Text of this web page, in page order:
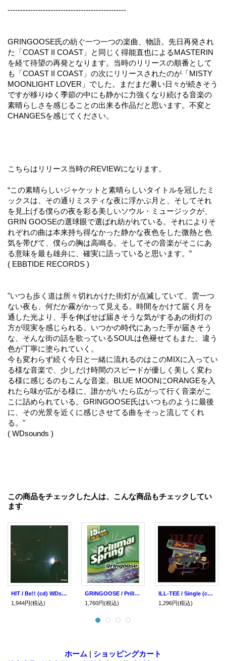
-----------------------------------------------
GRINGOOSE氏の紡ぐ一つ一つの楽曲、物語。先日再発され
た「COAST II COAST」と同じく得能直也によるMASTERIN
を経て待望の再発となります。当時のリリースの順番として
も「COAST II COAST」の次にリリースされたのが「MISTY
MOONLIGHT LOVER」でした。まだまだ暑い日々が続きそう
ですが移りゆく季節の中にも静かに力強くなり続ける音楽の
素晴らしさを感じることの出来る作品だと思います。不変と
CHANGESを感じてください。
こちらはリリース当時のREVIEWになります。
“この素晴らしいジャケットと素晴らしいタイトルを冠したミ
ックスは、その通りミスティな夜に浮かぶ月と、そしてそれ
を見上げる僕らの夜を彩る美しいソウル・ミュージックが、
GRIN GOOSEの選球眼で選ばれ紡がれている。それによりそ
れぞれの曲は本来持ち得なかった静かな夜色をした微熱と色
気を帯びて、僕らの胸は高鳴る。そしてその音楽がそこにあ
る意味を最も雄弁に、確実に語っていると思います。”
( EBBTIDE RECORDS )
"いつも歩く道は所々切れかけた街灯が点滅していて、雲一つ
ない夜も、何だか霧がかって見える。時間をかけて届く月を
通した光より、手を伸ばせば届きそうな気がするあの街灯の
方が現実を感じられる。いつかの時代にあった手が届きそう
な、そんな街の話を歌っているSOULは色褪せてもまた、違う
色が丁寧に塗られていく。
今も変わらず続く今日と一緒に流れるのはこのMIXに入ってい
る様な音楽で、少しだけ時間のスピードが優しく美しく変わ
る様に感じるのもこんな音楽。BLUE MOONにORANGEを入
れたら味が広がる様に、誰かがいたら広がって行く音楽がこ
こに詰められている。GRINGOOSE氏はいつものように最後
に、その光景を近くに感じさせてる曲をそっと流してくれ
る。"
( WDsounds )
この商品をチェックした人は、こんな商品もチェックしてい
ます
HIT / Be!! (cd) WDsounds
1,944円(税込)
GRINGOOSE / Prillmal spring 2 (cd) WDsounds
1,760円(税込)
ILL-TEE / Single (cd) WDsounds
1,296円(税込)
ホーム | ショッピングカート